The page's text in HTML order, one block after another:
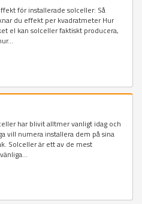
för installerade solceller: Så
du effekt per kvadratmeter Hur
el kan solceller faktiskt producera,
har blivit alltmer vanligt idag och
vill numera installera dem på sina
Solceller är ett av de mest